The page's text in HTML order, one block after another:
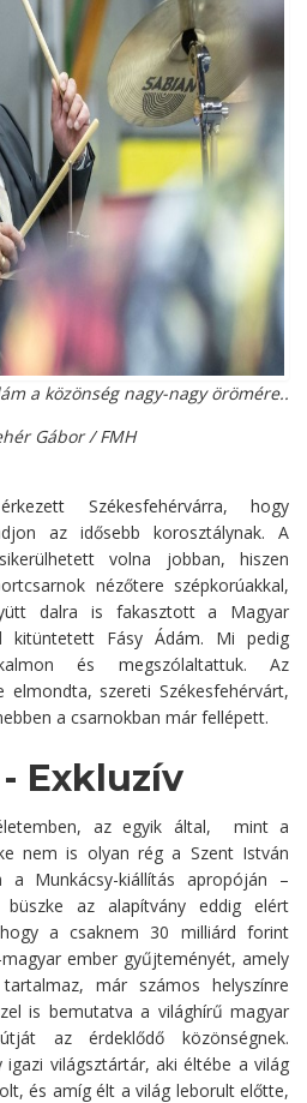
a közönség nagy-nagy örömére..
Gábor / FMH
Székesfehérvárra, hogy
az idősebb korosztálynak. A
volna jobban, hiszen
nézőtere szépkorúakkal,
dalra is fakasztott a Magyar
kitüntetett Fásy Ádám. Mi pedig
és megszólaltattuk. Az
elmondta, szereti Székesfehérvárt,
a csarnokban már fellépett.
Exkluzív
az egyik által, mint a
nem is olyan rég a Szent István
a Munkácsy-kiállítás apropóján –
az alapítvány eddig elért
a csaknem 30 milliárd forint
ember gyűjteményét, amely
már számos helyszínre
is bemutatva a világhírű magyar
az érdeklődő közönségnek.
igazi világsztártár, aki éltébe a világ
és amíg élt a világ leborult előtte,